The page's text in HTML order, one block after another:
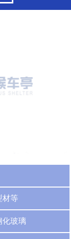
材等
化玻璃